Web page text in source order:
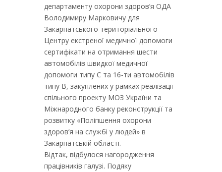
департаменту охорони здоров’я ОДА
Володимиру Марковичу для
Закарпатського територіального
Центру екстреної медичної допомоги
сертифікати на отримання шести
автомобілів швидкої медичної
допомоги типу С та 16-ти автомобілів
типу В, закуплених у рамках реалізації
спільного проекту МОЗ України та
Міжнародного банку реконструкції та
розвитку «Поліпшення охорони
здоров’я на службі у людей» в
Закарпатській області.
Відтак, відбулося нагородження
працівників галузі. Подяку